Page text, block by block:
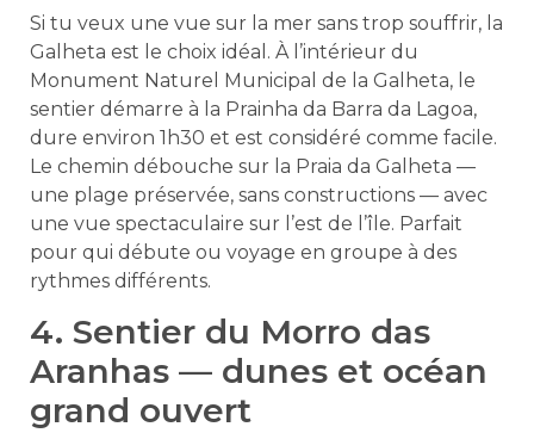
Si tu veux une vue sur la mer sans trop souffrir, la
Galheta est le choix idéal. À l’intérieur du
Monument Naturel Municipal de la Galheta, le
sentier démarre à la Prainha da Barra da Lagoa,
dure environ 1h30 et est considéré comme facile.
Le chemin débouche sur la Praia da Galheta —
une plage préservée, sans constructions — avec
une vue spectaculaire sur l’est de l’île. Parfait
pour qui débute ou voyage en groupe à des
rythmes différents.
4. Sentier du Morro das
Aranhas — dunes et océan
grand ouvert